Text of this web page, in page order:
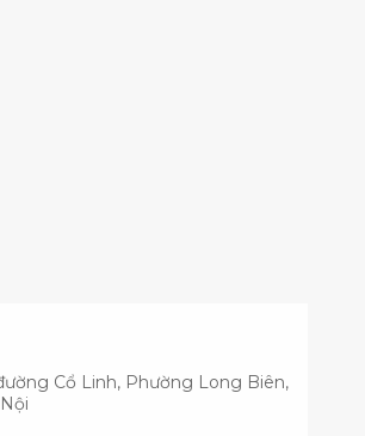
Cổ Linh, Phường Long Biên,